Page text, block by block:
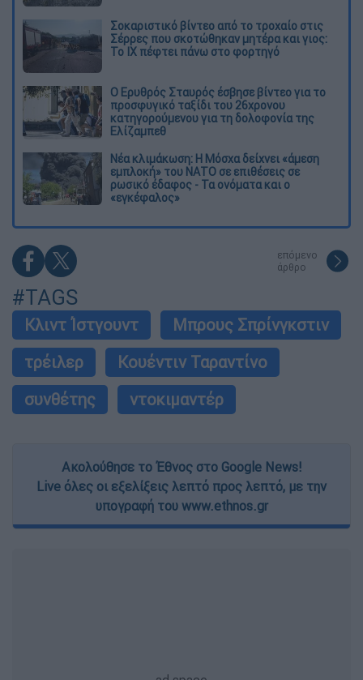
Σοκαριστικό βίντεο από το τροχαίο στις
Σέρρες που σκοτώθηκαν μητέρα και γιος:
Το ΙΧ πέφτει πάνω στο φορτηγό
Ο Ερυθρός Σταυρός έσβησε βίντεο για το
προσφυγικό ταξίδι του 26χρονου
κατηγορούμενου για τη δολοφονία της
Ελίζαμπεθ
Νέα κλιμάκωση: Η Μόσχα δείχνει «άμεση
εμπλοκή» του ΝΑΤΟ σε επιθέσεις σε
ρωσικό έδαφος - Τα ονόματα και ο
«εγκέφαλος»
επόμενο
άρθρο
#TAGS
Κλιντ Ίστγουντ
Μπρους Σπρίνγκστιν
τρέιλερ
Κουέντιν Ταραντίνο
συνθέτης
ντοκιμαντέρ
Ακολούθησε το Έθνος στο Google News!
Live όλες οι εξελίξεις λεπτό προς λεπτό, με την
υπογραφή του www.ethnos.gr